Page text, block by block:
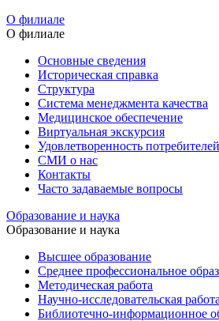
О филиале
О филиале
Основные сведения
Историческая справка
Структура
Система менеджмента качества
Медицинское обеспечение
Виртуальная экскурсия
Удовлетворенность потребителей
СМИ о нас
Контакты
Часто задаваемые вопросы
Образование и наука
Образование и наука
Высшее образование
Среднее профессиональное
Методическая работа
Научно-исследовательская работа
Библиотечно-информационное